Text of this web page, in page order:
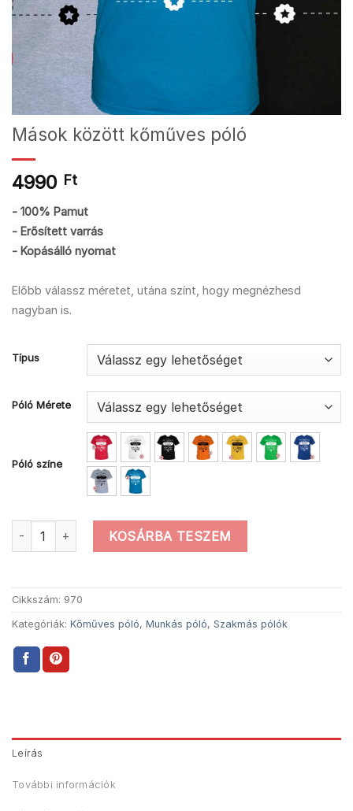
Mások között kőműves póló
4990 Ft
- 100% Pamut
- Erősített varrás
- Kopásálló nyomat
Előbb válassz méretet, utána színt, hogy megnézhesd
nagyban is.
Típus
Póló Mérete
Póló színe
Mások között kőműves póló mennyiség
KOSÁRBA TESZEM
Cikkszám: 970
Kategóriák: Kőműves póló, Munkás póló, Szakmás pólók
Leírás
További információk